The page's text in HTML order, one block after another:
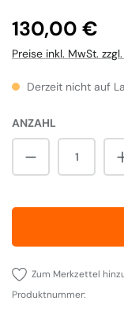
Regulärer Preis:
130,00 €
Preise inkl. MwSt.
Derzeit nicht auf
ANZAHL
Produkt
Zum Merkzettel
Produktnummer: